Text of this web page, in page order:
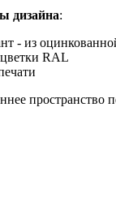
дизайна:
- из
RAL
пространство